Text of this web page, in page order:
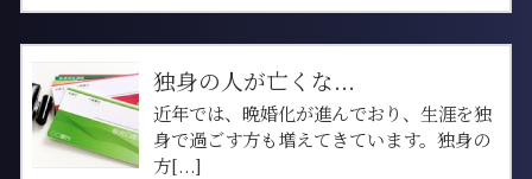
独身の人が亡くな...
近年では、晩婚化が進んでおり、生涯を独
身で過ごす方も増えてきています。独身の
方[...]